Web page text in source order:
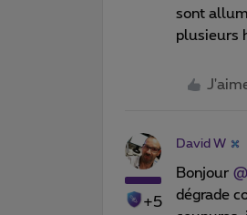
sont
plusieurs
+5
David W
Bonjour ​
dégrade